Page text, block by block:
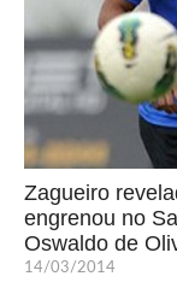
Zagueiro
engrenou no
Oswaldo de
14/03/2014